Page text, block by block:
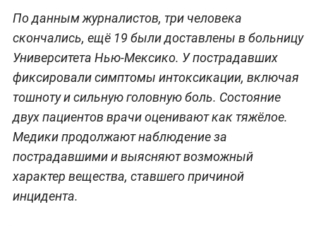
По данным журналистов, три человека
скончались, ещё 19 были доставлены в больницу
Университета Нью-Мексико. У пострадавших
фиксировали симптомы интоксикации, включая
тошноту и сильную головную боль. Состояние
двух пациентов врачи оценивают как тяжёлое.
Медики продолжают наблюдение за
пострадавшими и выясняют возможный
характер вещества, ставшего причиной
инцидента.